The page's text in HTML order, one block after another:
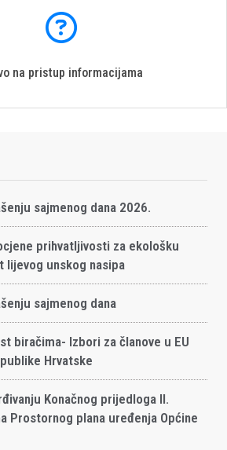
na pristup informacijama
sajmenog dana 2026.
prihvatljivosti za ekološku
lijevog unskog nasipa
sajmenog dana
biračima- Izbori za članove u EU
Hrvatske
Konačnog prijedloga II.
Prostornog plana uređenja Općine